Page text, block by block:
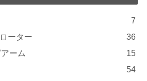
7
ーター
36
ーム
15
54